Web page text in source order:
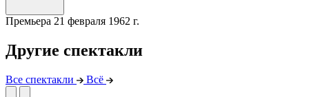
Премьера 21 февраля 1962 г.
Другие спектакли
Все спектакли Всё